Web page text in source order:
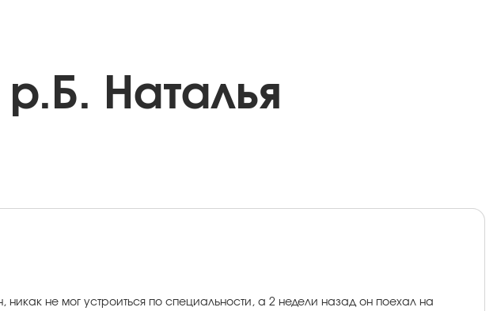
Наталья
не мог устроиться по специальности, а 2 недели назад он поехал на